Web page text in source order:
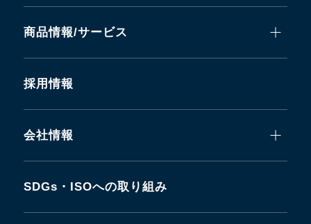
商品情報/サービス
採用情報
会社情報
SDGs・ISOへの取り組み